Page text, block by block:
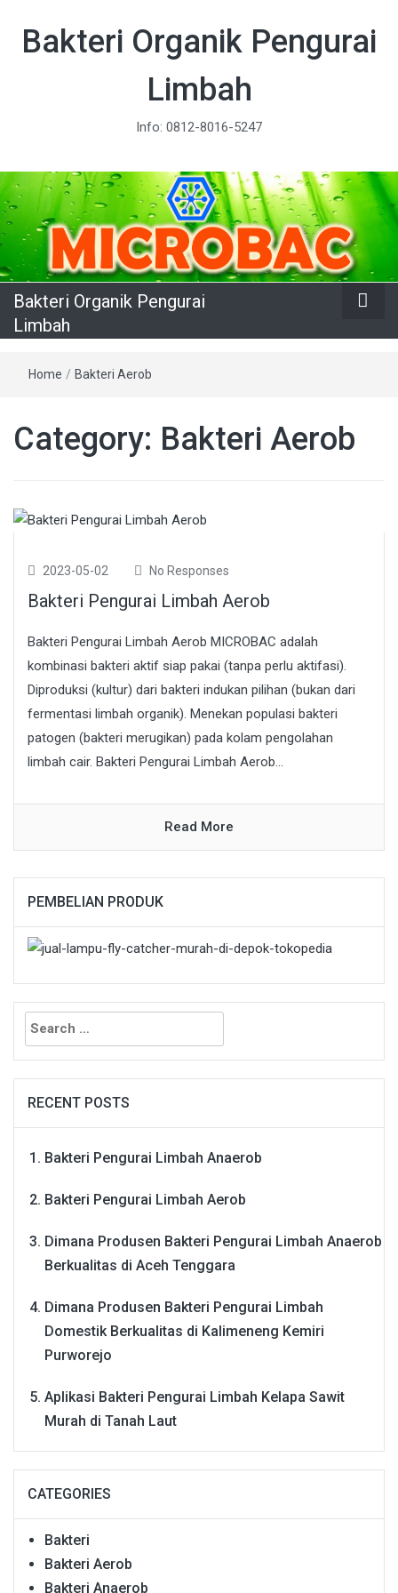
Bakteri Organik Pengurai
Limbah
Info: 0812-8016-5247
Bakteri Organik Pengurai
Limbah
Home / Bakteri Aerob
Category: Bakteri Aerob
2023-05-02 No Responses
Bakteri Pengurai Limbah Aerob
Bakteri Pengurai Limbah Aerob MICROBAC adalah
kombinasi bakteri aktif siap pakai (tanpa perlu aktifasi).
Diproduksi (kultur) dari bakteri indukan pilihan (bukan dari
fermentasi limbah organik). Menekan populasi bakteri
patogen (bakteri merugikan) pada kolam pengolahan
limbah cair. Bakteri Pengurai Limbah Aerob...
Read More
PEMBELIAN PRODUK
Search
for:
RECENT POSTS
Bakteri Pengurai Limbah Anaerob
Bakteri Pengurai Limbah Aerob
Dimana Produsen Bakteri Pengurai Limbah Anaerob
Berkualitas di Aceh Tenggara
Dimana Produsen Bakteri Pengurai Limbah
Domestik Berkualitas di Kalimeneng Kemiri
Purworejo
Aplikasi Bakteri Pengurai Limbah Kelapa Sawit
Murah di Tanah Laut
CATEGORIES
Bakteri
Bakteri Aerob
Bakteri Anaerob